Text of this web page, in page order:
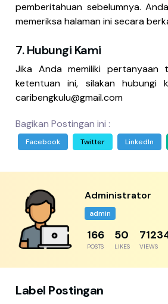
pemberitahuan sebelumnya.
memeriksa halaman ini secara
7. Hubungi Kami
Jika Anda memiliki
ketentuan ini, silakan hubungi
caribengkulu@gmail.com
Bagikan Postingan ini :
Facebook Twitter LinkedIn
Administrator
admin
192
POSTS
57
LIKES VIEWS
Label Postingan